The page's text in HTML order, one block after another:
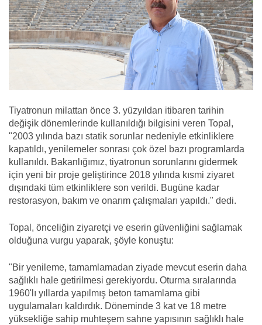
Tiyatronun milattan önce 3. yüzyıldan itibaren tarihin
değişik dönemlerinde kullanıldığı bilgisini veren Topal,
"2003 yılında bazı statik sorunlar nedeniyle etkinliklere
kapatıldı, yenilemeler sonrası çok özel bazı programlarda
kullanıldı. Bakanlığımız, tiyatronun sorunlarını gidermek
için yeni bir proje geliştirince 2018 yılında kısmi ziyaret
dışındaki tüm etkinliklere son verildi. Bugüne kadar
restorasyon, bakım ve onarım çalışmaları yapıldı." dedi.
Topal, önceliğin ziyaretçi ve eserin güvenliğini sağlamak
olduğuna vurgu yaparak, şöyle konuştu:
"Bir yenileme, tamamlamadan ziyade mevcut eserin daha
sağlıklı hale getirilmesi gerekiyordu. Oturma sıralarında
1960'lı yıllarda yapılmış beton tamamlama gibi
uygulamaları kaldırdık. Döneminde 3 kat ve 18 metre
yüksekliğe sahip muhteşem sahne yapısının sağlıklı hale